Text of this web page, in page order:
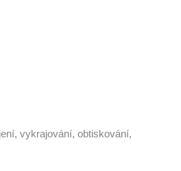
vykrajování, obtiskování,